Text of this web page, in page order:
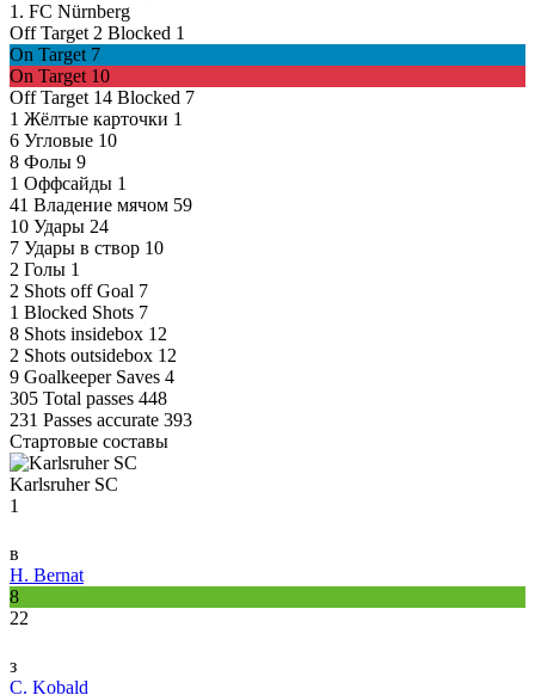
1. FC Nürnberg
Off Target 2 Blocked 1
On Target 7
On Target 10
Off Target 14 Blocked 7
1 Жёлтые карточки 1
6 Угловые 10
8 Фолы 9
1 Оффсайды 1
41 Владение мячом 59
10 Удары 24
7 Удары в створ 10
2 Голы 1
2 Shots off Goal 7
1 Blocked Shots 7
8 Shots insidebox 12
2 Shots outsidebox 12
9 Goalkeeper Saves 4
305 Total passes 448
231 Passes accurate 393
Стартовые составы
Karlsruher SC
1
в
H. Bernat
8
22
з
C. Kobald